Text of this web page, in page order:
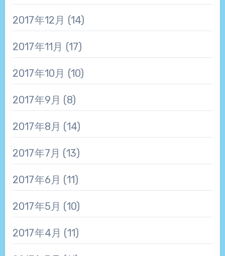
2017年12月 (14)
2017年11月 (17)
2017年10月 (10)
2017年9月 (8)
2017年8月 (14)
2017年7月 (13)
2017年6月 (11)
2017年5月 (10)
2017年4月 (11)